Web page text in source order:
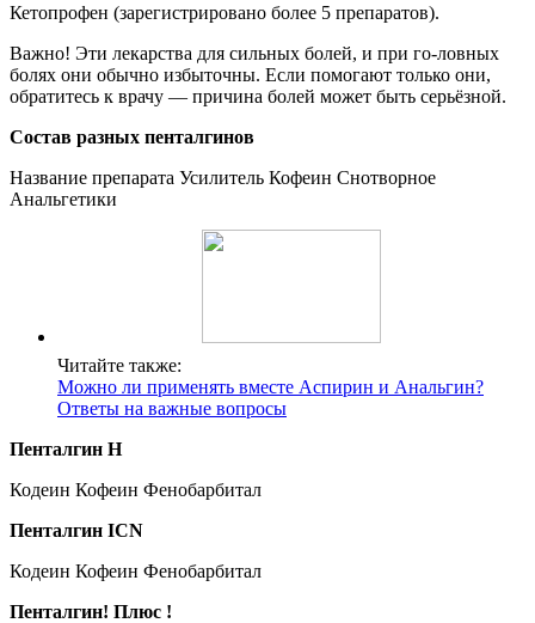
Кетопрофен (зарегистрировано более 5 препаратов).
Важно! Эти лекарства для сильных болей, и при го-ловных
болях они обычно избыточны. Если помогают только они,
обратитесь к врачу — причина болей может быть серьёзной.
Состав разных пенталгинов
Название препарата Усилитель Кофеин Снотворное
Анальгетики
Читайте также:
Можно ли применять вместе Аспирин и Анальгин?
Ответы на важные вопросы
Пенталгин Н
Кодеин Кофеин Фенобарбитал
Пенталгин ICN
Кодеин Кофеин Фенобарбитал
Пенталгин! Плюс !